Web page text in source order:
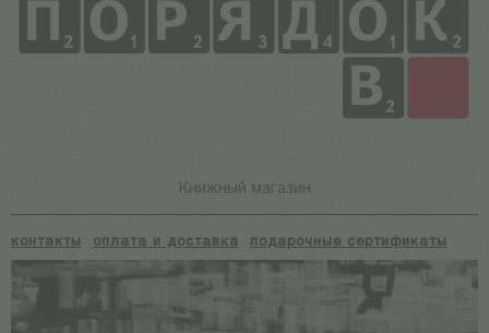
Книжный магазин
контакты оплата и доставка подарочные сертификаты